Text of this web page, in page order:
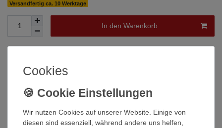
Versandfertig ca. 10 Werktage
In den Warenkorb
Cookies
Wir nutzen Cookies auf unserer Website. Einige von
diesen sind essenziell, während andere uns helfen,